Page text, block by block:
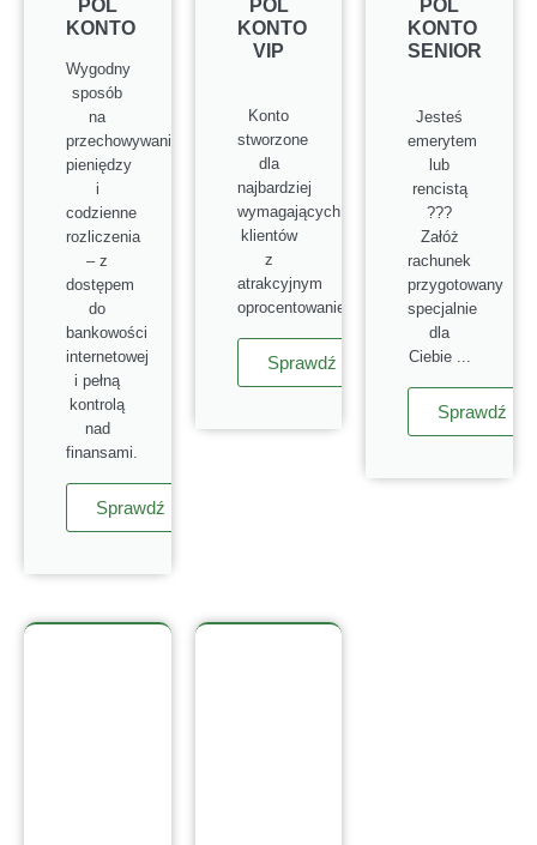
POL
KONTO
Wygodny
sposób
na
przechowywanie
pieniędzy
i
codzienne
rozliczenia
– z
dostępem
do
bankowości
internetowej
i pełną
kontrolą
nad
finansami.
Sprawdź
POL
KONTO
VIP
Konto
stworzone
dla
najbardziej
wymagających
klientów
z
atrakcyjnym
oprocentowaniem.
Sprawdź
POL
KONTO
SENIOR
Jesteś
emerytem
lub
rencistą
???
Załóż
rachunek
przygotowany
specjalnie
dla
Ciebie ...
Sprawdź